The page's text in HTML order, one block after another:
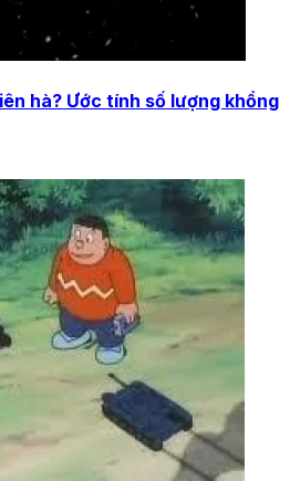
hà? Ước tính số lượng khổng